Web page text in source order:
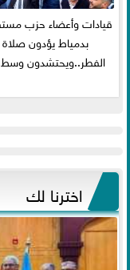
قيادات وأعضاء حزب
بدمياط يؤدون
الفطر..ويحتشدون
اخترنا لك